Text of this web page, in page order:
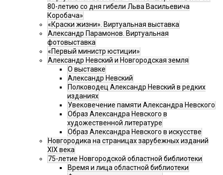
80-летию со дня гибели Льва Васильевича
Коробача»
«Краски жизни». Виртуальная выставка
Александр Парамонов. Виртуальная
фотовыставка
«Первый министр юстиции»
Александр Невский и Новгородская земля
О выставке
Александр Невский
Полководец Александр Невский в редких
изданиях
Увековечение памяти Александра Невского
Образ Александра Невского в
художественной литературе
Образ Александра Невского в искусстве
Новгородика на страницах зарубежных изданий
XIX века
75-летие Новгородской областной библиотеки
Время и лица областной библиотеки